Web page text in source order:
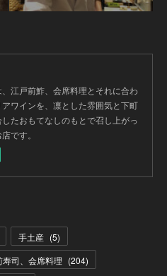
、江戸前鮓、会席料理とそれに合わ
ワインを、凛とした雰囲気と下町
たおもてなしのもとで召し上がっ
です。
手土産 (5)
寿司、会席料理 (204)